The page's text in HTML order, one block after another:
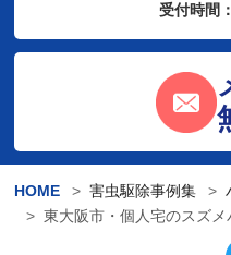
受付時間
HOME 害虫駆除事例集
東大阪市・個人宅のスズ